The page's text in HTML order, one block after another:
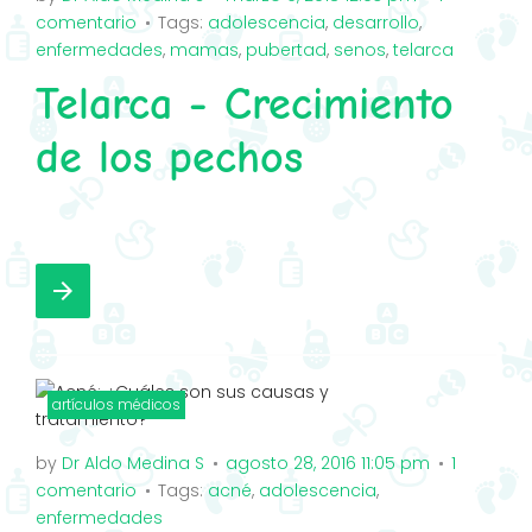
comentario
Tags: adolescencia, desarrollo,
enfermedades, mamas, pubertad, senos, telarca
Telarca - Crecimiento
de los pechos
a
c
b
o
o
k
w
i
t
e
r
o
o
l
e
+
n
s
a
g
r
a
m
arrow_forward
artículos médicos
by Dr Aldo Medina S agosto 28, 2016 11:05 pm
1
comentario
Tags: acné, adolescencia,
enfermedades